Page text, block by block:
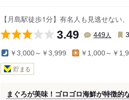
【月島駅徒歩1分】有名人も見逃せな
3.49 449人
￥3,000～￥3,999 ￥1,000～￥
貯まる
まぐろが美味！ゴロゴロ海鮮が特徴的